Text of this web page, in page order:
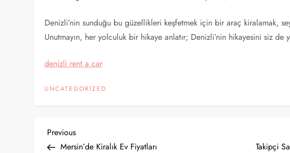
Denizli’nin sunduğu bu güzellikleri keşfetmek için bir araç kiralamak,
Unutmayın, her yolculuk bir hikaye anlatır; Denizli’nin hikayesini siz de
denizli rent a car
UNCATEGORIZED
Y
Previous
Post
Previous
Mersin’de Kiralık Ev Fiyatları
Takipçi